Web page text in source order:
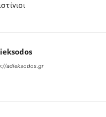
adieksodos.gr